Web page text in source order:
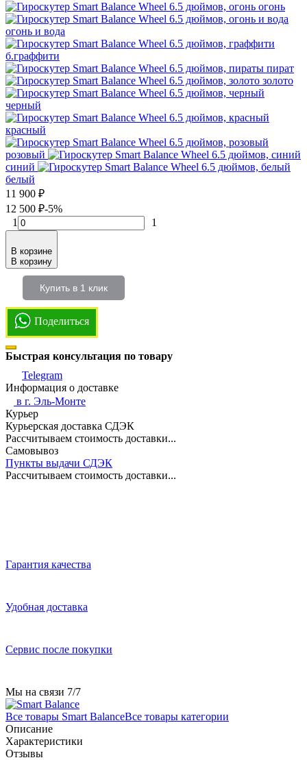
огонь
огонь и вода
б.граффити
пират
золото
черный
красный
розовый
синий
белый
11 900 ₽
12 500 ₽-5%
1
1
В корзине
В корзину
Купить в 1 клик
Поделиться
Быстрая консультация по товару
Telegram
Информация о доставке
в г. Эль-Монте
Курьер
Курьерская доставка СДЭК
Рассчитываем стоимость доставки...
Самовывоз
Пункты выдачи СДЭК
Рассчитываем стоимость доставки...
Гарантия качества
Удобная доставка
Сервис после покупки
Мы на связи 7/7
Все товары Smart BalanceВсе товары категории
Описание
Характеристики
Отзывы